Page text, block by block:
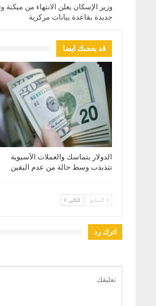
جديدة بقاعدة بيانات مركزية
قد يعجبك ايضا
الدولار يتماسك والعملات الآسيوية
تتذبذب وسط حالة من عدم اليقين
السابق التالي
اترك رد